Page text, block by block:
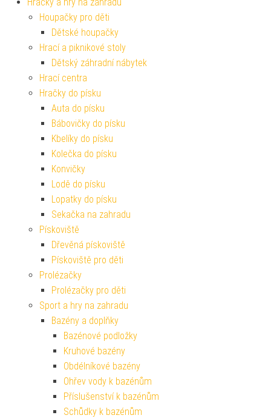
Houpačky pro děti
Dětské houpačky
Hrací a piknikové stoly
Dětský záhradní nábytek
Hrací centra
Hračky do písku
Auta do písku
Bábovičky do písku
Kbelíky do písku
Kolečka do písku
Konvičky
Lodě do písku
Lopatky do písku
Sekačka na zahradu
Pískoviště
Dřevěná pískoviště
Pískoviště pro děti
Prolézačky
Prolézačky pro děti
Sport a hry na zahradu
Bazény a doplňky
Bazénové podložky
Kruhové bazény
Obdélníkové bazény
Ohřev vody k bazénům
Příslušenství k bazénům
Schůdky k bazénům